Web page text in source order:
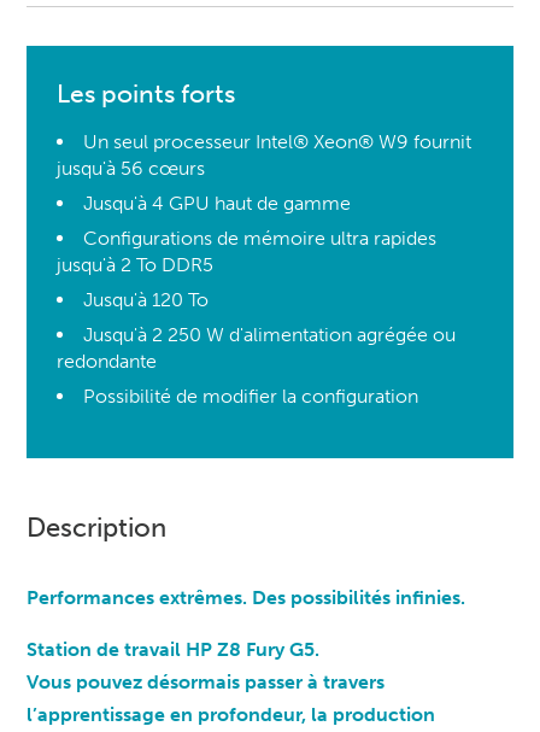
Les points forts
Un seul processeur Intel® Xeon® W9 fournit
jusqu'à 56 cœurs
Jusqu'à 4 GPU haut de gamme
Configurations de mémoire ultra rapides
jusqu'à 2 To DDR5
Jusqu'à 120 To
Jusqu'à 2 250 W d'alimentation agrégée ou
redondante
Possibilité de modifier la configuration
Description
Performances extrêmes. Des possibilités infinies.
Station de travail HP Z8 Fury G5.
Vous pouvez désormais passer à travers
l’apprentissage en profondeur, la production